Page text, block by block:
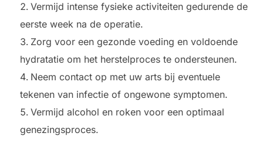
Vermijd intense fysieke activiteiten gedurende de
eerste week na de operatie.
Zorg voor een gezonde voeding en voldoende
hydratatie om het herstelproces te ondersteunen.
Neem contact op met uw arts bij eventuele
tekenen van infectie of ongewone symptomen.
Vermijd alcohol en roken voor een optimaal
genezingsproces.